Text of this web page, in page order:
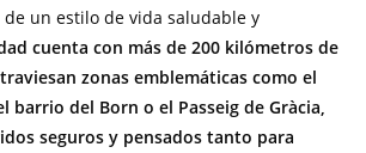
un estilo de vida saludable y
cuenta con más de 200 kilómetros de
zonas emblemáticas como el
barrio del Born o el Passeig de Gràcia,
seguros y pensados tanto para